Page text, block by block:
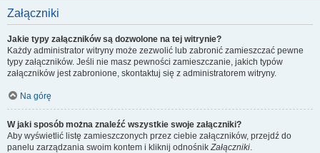
Załączniki
Jakie typy załączników są dozwolone na tej witrynie?
Każdy administrator witryny może zezwolić lub zabronić zamieszczać pewne
typy załączników. Jeśli nie masz pewności zamieszczanie, jakich typów
załączników jest zabronione, skontaktuj się z administratorem witryny.
Na górę
W jaki sposób można znaleźć wszystkie swoje załączniki?
Aby wyświetlić listę zamieszczonych przez ciebie załączników, przejdź do
panelu zarządzania swoim kontem i kliknij odnośnikZałączniki.